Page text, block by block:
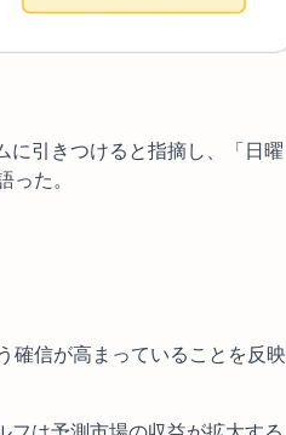
に引きつけると指摘し、「日曜
た。
確信が高まっていることを反映